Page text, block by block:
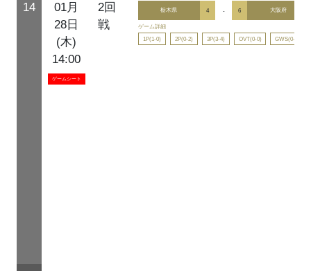
14
01月
28日
(木)
14:00
ゲームシート
2回
戦
栃木県 4 - 6 大阪府
ゲーム詳細
1P(1-0)
2P(0-2) 3P(3-4) OVT(0-0) GWS(0-0)